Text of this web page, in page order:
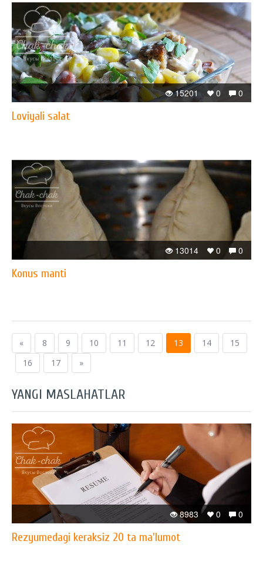
0
0
15201
Loviyali salat
0
0
13014
Konus manti
« 8 9 10 11 12 13 14
15
16
17 »
YANGI MASLAHATLAR
0
0
8983
Rezyumedagi keraksiz 20 ta ma'lumot